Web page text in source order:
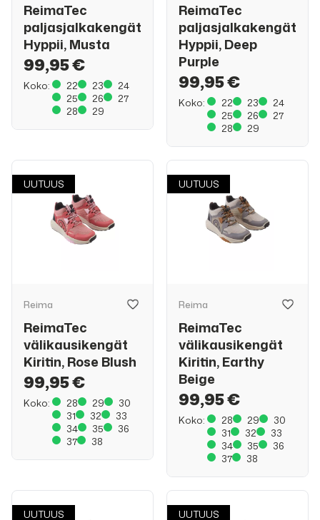
ReimaTec
paljasjalkakengät
Hyppii, Musta
99,95 €
Koko: 22 23
24
25
26
27
28
29
ReimaTec
paljasjalkakengät
Hyppii, Deep
Purple
99,95 €
Koko: 22 23
24
25
26
27
28
29
UUTUUS
Reima
ReimaTec
välikausikengät
Kiritin, Rose Blush
99,95 €
Koko: 28 29
30
31
32
33
34
35
36
37
38
UUTUUS
Reima
ReimaTec
välikausikengät
Kiritin, Earthy
Beige
99,95 €
Koko: 28 29
30
31
32
33
34
35
36
37
38
UUTUUS UUTUUS